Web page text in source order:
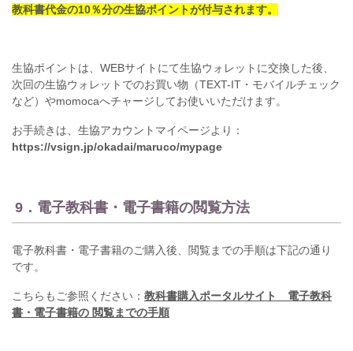
教科書代金の10％分の生協ポイントが付与されます。
生協ポイントは、WEBサイトにて生協ウォレットに交換した後、
次回の生協ウォレットでのお買い物（TEXT-IT・モバイルチェック
など）やmomocaへチャージしてお使いいただけます。
お手続きは、生協アカウントマイページより：
https://vsign.jp/okadai/maruco/mypage
9．電子教科書・電子書籍の閲覧方法
電子教科書・電子書籍のご購入後、閲覧までの手順は下記の通り
です。
こちらもご参照ください： 教科書購入ポータルサイト 電子教科
書・電子書籍の 閲覧までの手順